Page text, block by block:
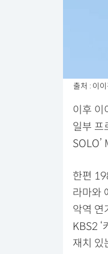
출처 : 이
이후 이
일부 프
SOLO’
한편
라마와
악역 연
KBS2 ‘
재치 있